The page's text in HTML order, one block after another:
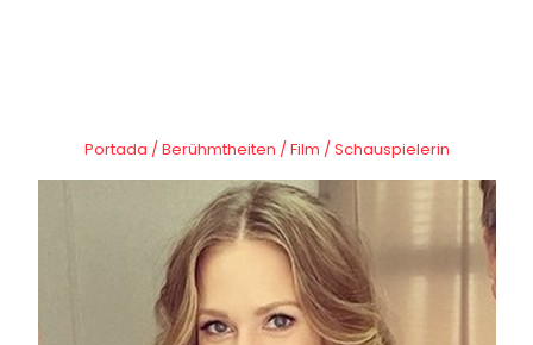
Portada /Berühmtheiten /Film /Schauspielerin